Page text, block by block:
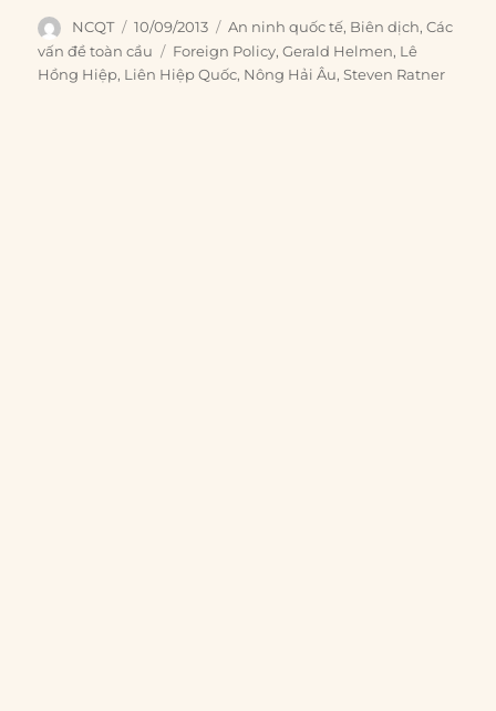
Author
NCQT
Posted
on
10/09/2013 Categories
An ninh quốc tế, Biên dịch,Các
vấn đề toàn cầu
Tags
Foreign Policy,Gerald Helmen, Lê
Hồng Hiệp, Liên Hiệp Quốc, Nông Hải Âu,Steven Ratner